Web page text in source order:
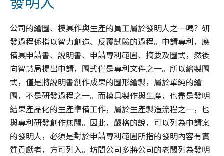
公司的繪圖、模具作與生產的員工屬於發明人之一嗎？研
發過程係指以智力創造、反覆試驗的過程。申請專利，應
備具申請書、說明書、申請專利範圍、摘要及圖式，然後
向智慧局提出申請，圖式僅是專利文件之一。所以繪製圖
式，僅是將說明書創作成果的圖形繪製，屬於單純的繪
圖，不是研發過程之一。而模具製作與生產，也盡是發明
結果產品化的生產準備工作，屬於生產製造流程之一，也
與專利研發創作無關。因此，嚴格的說，可以列為申請案
的發明人，必須是對於申請專利範圍所指的發明內容有實
質貢獻者，方可列入。坊間公司多將公司的老闆列為發明